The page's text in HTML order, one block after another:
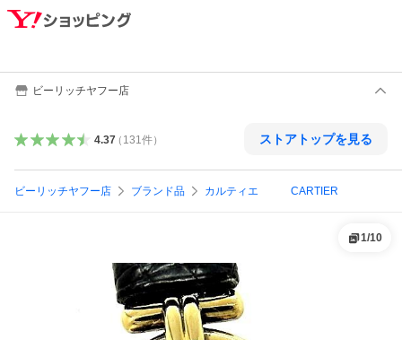
ビーリッチヤフー店
4.37（ 131件） ストアトップを見る
ビーリッチヤフー店 ブランド品 カルティエ CARTIER
1/10